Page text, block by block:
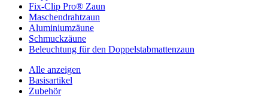
Fix-Clip Pro® Zaun
Maschendrahtzaun
Aluminiumzäune
Schmuckzäune
Beleuchtung für den Doppelstabmattenzaun
Alle anzeigen
Basisartikel
Zubehör